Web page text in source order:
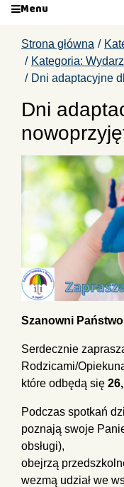
Menu
Strona główna
Kategoria:
Dni adaptacyjne
Dni
Szanowni
Serdecznie
Rodzicami/
które odbędą się
Podczas spotkań
poznają swoje
obsługi),
obejrzą
wezmą udział we